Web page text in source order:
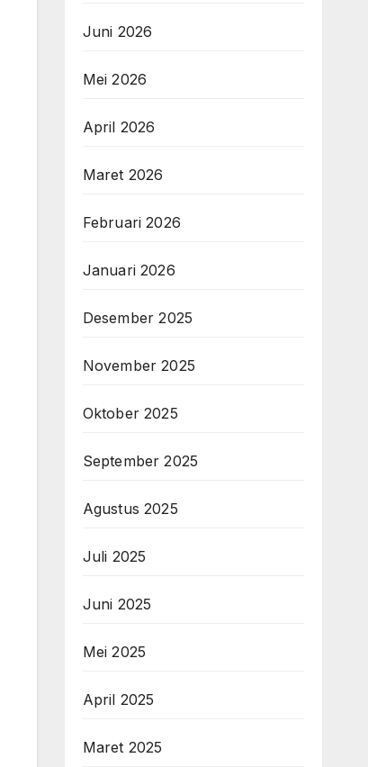
Juni 2026
Mei 2026
April 2026
Maret 2026
Februari 2026
Januari 2026
Desember 2025
November 2025
Oktober 2025
September 2025
Agustus 2025
Juli 2025
Juni 2025
Mei 2025
April 2025
Maret 2025